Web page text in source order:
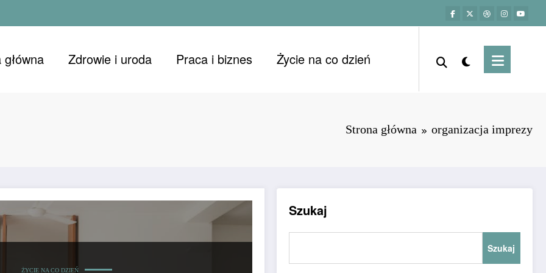
Zdrowie i uroda Praca i biznes Życie na co dzień
Strona główna organizacja imprezy
ŻYCIE NA CO DZIEŃ
Szukaj
Szukaj